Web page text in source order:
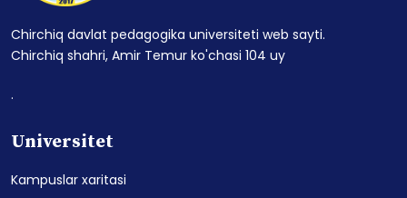
Chirchiq davlat pedagogika universiteti web sayti.
Chirchiq shahri, Amir Temur ko'chasi 104 uy
.
Universitet
Kampuslar xaritasi